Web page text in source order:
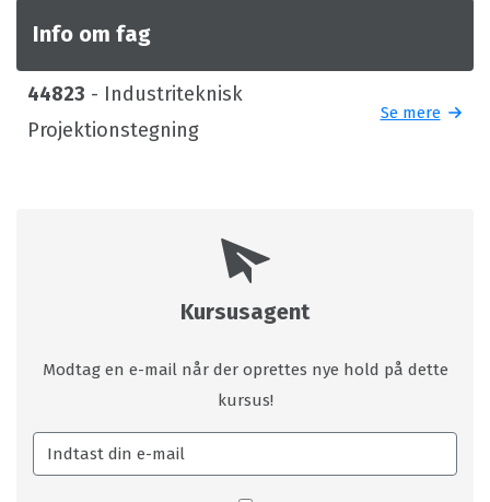
Info om fag
44823 - Industriteknisk
Projektionstegning
Se mere
Kursusagent
Modtag en e-mail når der oprettes nye hold på dette
kursus!